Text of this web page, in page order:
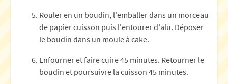
Rouler en un boudin, l'emballer dans un morceau
de papier cuisson puis l'entourer d'alu. Déposer
le boudin dans un moule à cake.
Enfourner et faire cuire 45 minutes. Retourner le
boudin et poursuivre la cuisson 45 minutes.